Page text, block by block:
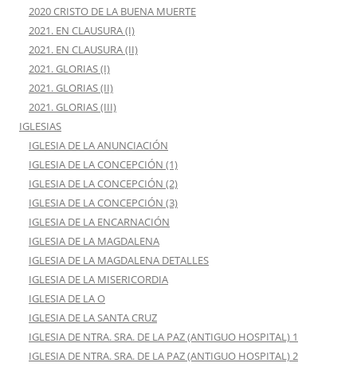
2020 CRISTO DE LA BUENA MUERTE
2021. EN CLAUSURA (I)
2021. EN CLAUSURA (II)
2021. GLORIAS (I)
2021. GLORIAS (II)
2021. GLORIAS (III)
IGLESIAS
IGLESIA DE LA ANUNCIACIÓN
IGLESIA DE LA CONCEPCIÓN (1)
IGLESIA DE LA CONCEPCIÓN (2)
IGLESIA DE LA CONCEPCIÓN (3)
IGLESIA DE LA ENCARNACIÓN
IGLESIA DE LA MAGDALENA
IGLESIA DE LA MAGDALENA DETALLES
IGLESIA DE LA MISERICORDIA
IGLESIA DE LA O
IGLESIA DE LA SANTA CRUZ
IGLESIA DE NTRA. SRA. DE LA PAZ (ANTIGUO HOSPITAL) 1
IGLESIA DE NTRA. SRA. DE LA PAZ (ANTIGUO HOSPITAL) 2